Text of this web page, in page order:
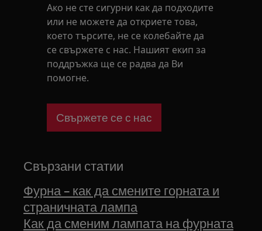
Ако не сте сигурни как да подходите
или не можете да откриете това,
което търсите, не се колебайте да
се свържете с нас. Нашият екип за
поддръжка ще се радва да Ви
помогне.
Свържете се с нас
Свързани статии
Фурна – как да смените горната и
страничната лампа
Как да сменим лампата на фурната